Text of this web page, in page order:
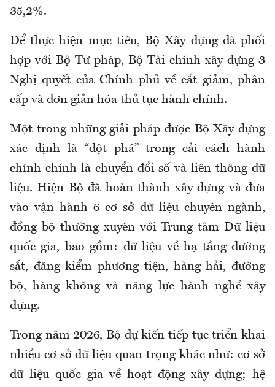
35,2%.
Để thực hiện mục tiêu, Bộ Xây dựng đã phối
hợp với Bộ Tư pháp, Bộ Tài chính xây dựng 3
Nghị quyết của Chính phủ về cắt giảm, phân
cấp và đơn giản hóa thủ tục hành chính.
Một trong những giải pháp được Bộ Xây dựng
xác định là “đột phá” trong cải cách hành
chính chính là chuyển đổi số và liên thông dữ
liệu. Hiện Bộ đã hoàn thành xây dựng và đưa
vào vận hành 6 cơ sở dữ liệu chuyên ngành,
đồng bộ thường xuyên với Trung tâm Dữ liệu
quốc gia, bao gồm: dữ liệu về hạ tầng đường
sắt, đăng kiểm phương tiện, hàng hải, đường
bộ, hàng không và năng lực hành nghề xây
dựng.
Trong năm 2026, Bộ dự kiến tiếp tục triển khai
nhiều cơ sở dữ liệu quan trọng khác như: cơ sở
dữ liệu quốc gia về hoạt động xây dựng; hệ